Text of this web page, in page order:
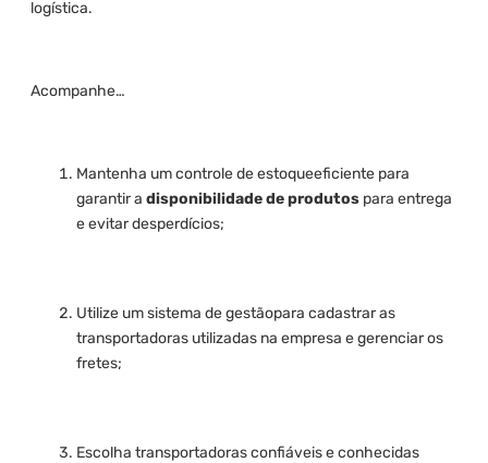
logística.
Acompanhe…
Mantenha um controle de estoqueeficiente para
garantir a disponibilidade de produtos para entrega
e evitar desperdícios;
Utilize um sistema de gestãopara cadastrar as
transportadoras utilizadas na empresa e gerenciar os
fretes;
Escolha transportadoras confiáveis e conhecidas